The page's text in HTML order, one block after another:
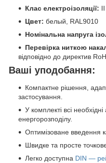
Клас електроізоляції: II
Цвет: белый, RAL9010
Номінальна напруга
Перевірка ниткою
відповідно до директив
Ваші уподобання:
Компактне рішення,
застосування.
У комплекті всі
енергорозподілу.
Оптимізоване введення
Швидке та просте
Легко доступна DIN —